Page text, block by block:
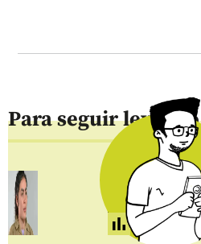
Para seguir leyendo